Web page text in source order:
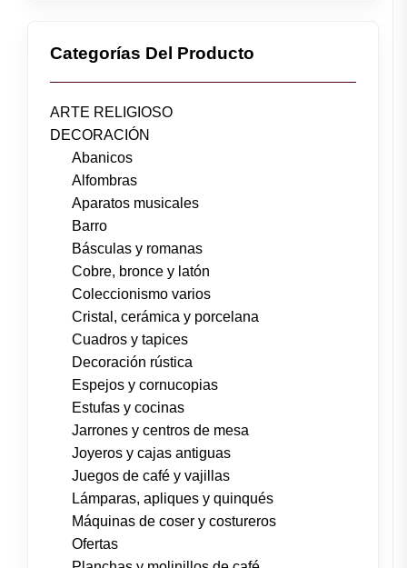
Categorías Del Producto
ARTE RELIGIOSO
DECORACIÓN
Abanicos
Alfombras
Aparatos musicales
Barro
Básculas y romanas
Cobre, bronce y latón
Coleccionismo varios
Cristal, cerámica y porcelana
Cuadros y tapices
Decoración rústica
Espejos y cornucopias
Estufas y cocinas
Jarrones y centros de mesa
Joyeros y cajas antiguas
Juegos de café y vajillas
Lámparas, apliques y quinqués
Máquinas de coser y costureros
Ofertas